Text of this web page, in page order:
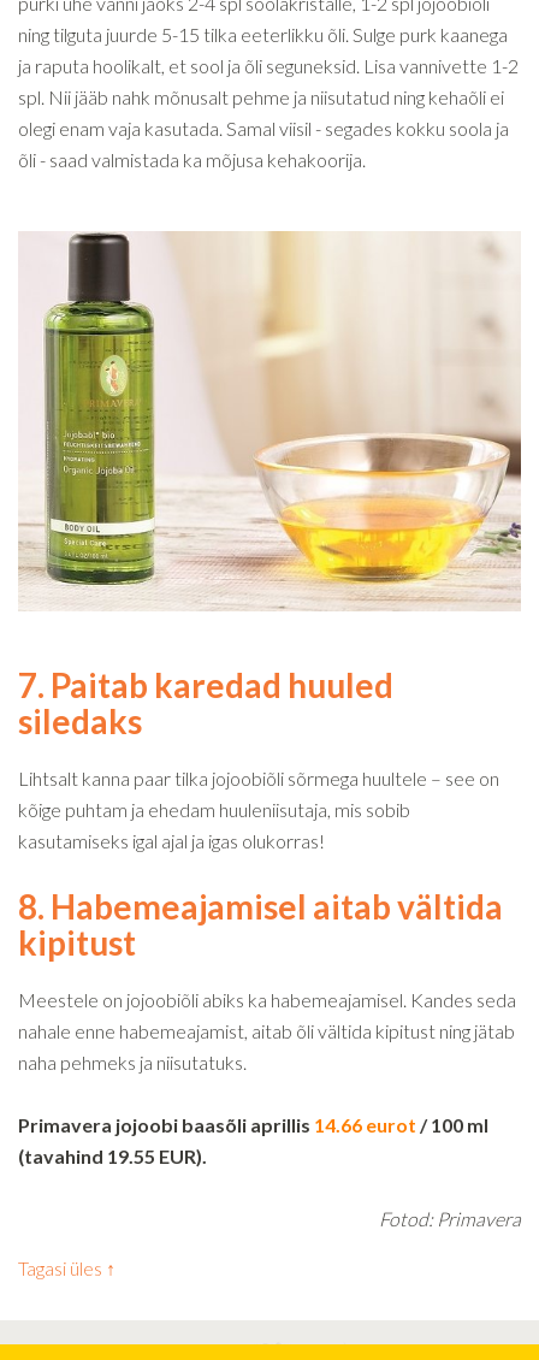
ning tilguta juurde 5-15 tilka eeterlikku õli. Sulge purk kaanega
ja raputa hoolikalt, et sool ja õli seguneksid. Lisa vannivette 1-2
spl. Nii jääb nahk mõnusalt pehme ja niisutatud ning kehaõli ei
olegi enam vaja kasutada. Samal viisil - segades kokku soola ja
õli - saad valmistada ka mõjusa kehakoorija.
7. Paitab karedad huuled
siledaks
Lihtsalt kanna paar tilka jojoobiõli sõrmega huultele – see on
kõige puhtam ja ehedam huuleniisutaja, mis sobib
kasutamiseks igal ajal ja igas olukorras!
8. Habemeajamisel aitab vältida
kipitust
Meestele on jojoobiõli abiks ka habemeajamisel. Kandes seda
nahale enne habemeajamist, aitab õli vältida kipitust ning jätab
naha pehmeks ja niisutatuks.
Primavera jojoobi baasõli aprillis 14.66 eurot / 100 ml
(tavahind 19.55 EUR).
Fotod: Primavera
Tagasi üles ↑